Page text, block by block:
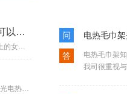
中药液用什么样的方式加热可以完美的保留药效？
具不完全统计，国内有百分之五十以上的女士，都有服用中药调理身体的情况，其主要原因就是中药对身体无副作用，疗效好，综合调理，深入人心，药物太凉直接饮用，除了比较苦之外，还有就是无法完全发挥药效，水煮太繁琐，得有人一直盯着，微波炉温度太高，容易···
那个厂家加热线质量有保证! 深圳市星光电热制品有限公司,主营电热制品已及硅胶线,电热制品
问 电热毛巾
答
电热毛巾架
我司很重视